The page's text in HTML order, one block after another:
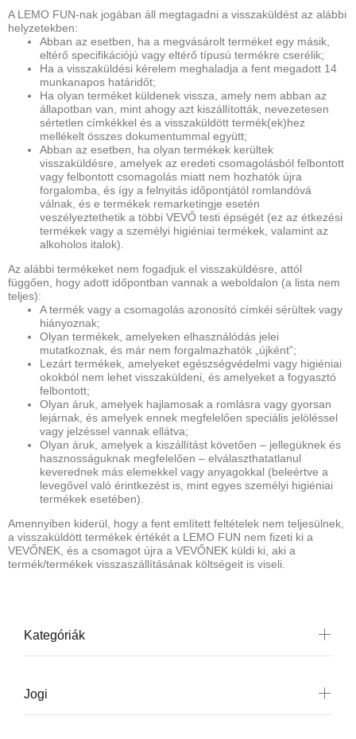
A LEMO FUN-nak jogában áll megtagadni a visszaküldést az alábbi
helyzetekben:
Abban az esetben, ha a megvásárolt terméket egy másik,
eltérő specifikációjú vagy eltérő típusú termékre cserélik;
Ha a visszaküldési kérelem meghaladja a fent megadott 14
munkanapos határidőt;
Ha olyan terméket küldenek vissza, amely nem abban az
állapotban van, mint ahogy azt kiszállították, nevezetesen
sértetlen címkékkel és a visszaküldött termék(ek)hez
mellékelt összes dokumentummal együtt;
Abban az esetben, ha olyan termékek kerültek
visszaküldésre, amelyek az eredeti csomagolásból felbontott
vagy felbontott csomagolás miatt nem hozhatók újra
forgalomba, és így a felnyitás időpontjától romlandóvá
válnak, és e termékek remarketingje esetén
veszélyeztethetik a többi VEVŐ testi épségét (ez az étkezési
termékek vagy a személyi higiéniai termékek, valamint az
alkoholos italok).
Az alábbi termékeket nem fogadjuk el visszaküldésre, attól
függően, hogy adott időpontban vannak a weboldalon (a lista nem
teljes):
A termék vagy a csomagolás azonosító címkéi sérültek vagy
hiányoznak;
Olyan termékek, amelyeken elhasználódás jelei
mutatkoznak, és már nem forgalmazhatók „újként”;
Lezárt termékek, amelyeket egészségvédelmi vagy higiéniai
okokból nem lehet visszaküldeni, és amelyeket a fogyasztó
felbontott;
Olyan áruk, amelyek hajlamosak a romlásra vagy gyorsan
lejárnak, és amelyek ennek megfelelően speciális jelöléssel
vagy jelzéssel vannak ellátva;
Olyan áruk, amelyek a kiszállítást követően – jellegüknek és
hasznosságuknak megfelelően – elválaszthatatlanul
keverednek más elemekkel vagy anyagokkal (beleértve a
levegővel való érintkezést is, mint egyes személyi higiéniai
termékek esetében).
Amennyiben kiderül, hogy a fent említett feltételek nem teljesülnek,
a visszaküldött termékek értékét a LEMO FUN nem fizeti ki a
VEVŐNEK, és a csomagot újra a VEVŐNEK küldi ki, aki a
termék/termékek visszaszállításának költségeit is viseli.
Kategóriák
Jogi